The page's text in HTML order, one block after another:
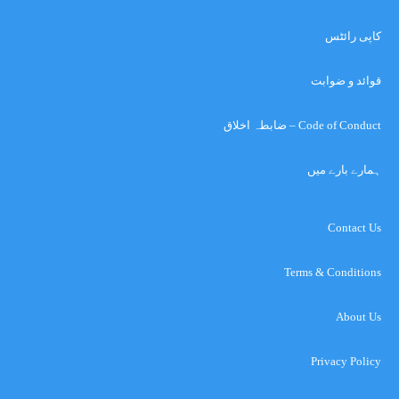
کاپی رائٹس
قوائد و ضوابت
Code of Conduct – ضابطہ اخلاق
ہمارے بارے میں
Contact Us
Terms & Conditions
About Us
Privacy Policy